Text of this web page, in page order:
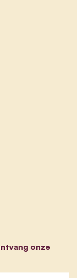
onze